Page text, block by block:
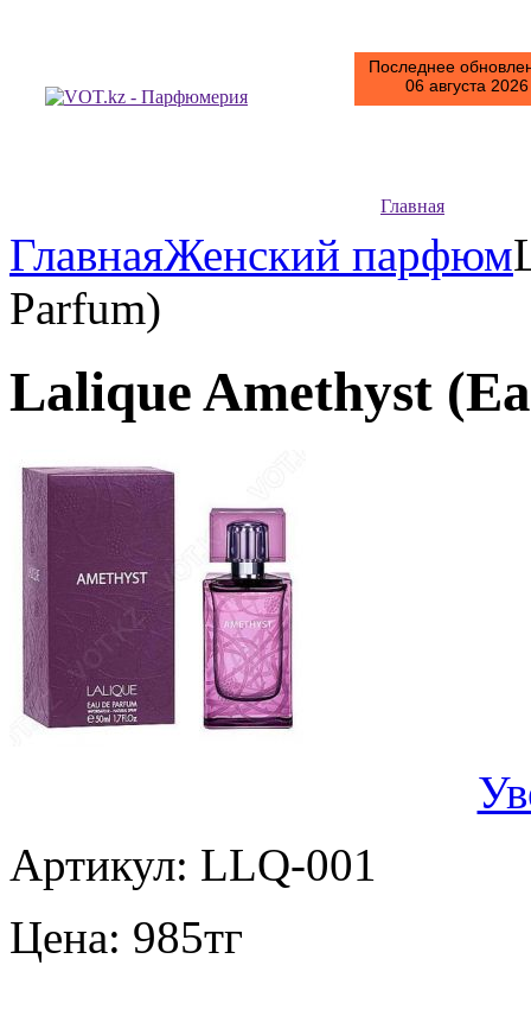
Последнее
06 августа
Главная
ГлавнаяЖенский парфюм
Parfum)
Lalique Amethyst
Артикул: LLQ-001
Цена: 985тг